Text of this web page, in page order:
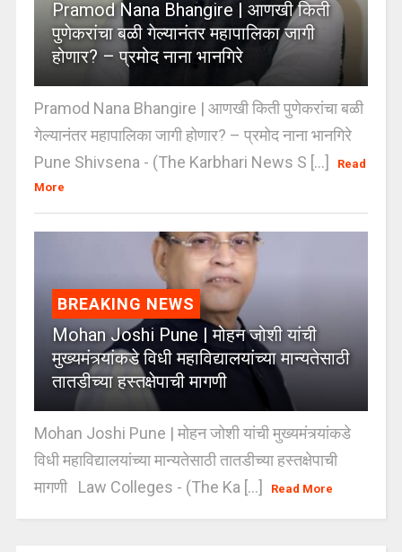
Pramod Nana Bhangire | आणखी किती
पुणेकरांचा बळी गेल्यानंतर महापालिका जागी
होणार? – प्रमोद नाना भानगिरे
Pramod Nana Bhangire | आणखी किती पुणेकरांचा बळी
गेल्यानंतर महापालिका जागी होणार? – प्रमोद नाना भानगिरे
Pune Shivsena - (The Karbhari News S [...]
Read
More
BREAKING NEWS
Mohan Joshi Pune | मोहन जोशी यांची
मुख्यमंत्र्यांकडे विधी महाविद्यालयांच्या मान्यतेसाठी
तातडीच्या हस्तक्षेपाची मागणी
Mohan Joshi Pune | मोहन जोशी यांची मुख्यमंत्र्यांकडे
विधी महाविद्यालयांच्या मान्यतेसाठी तातडीच्या हस्तक्षेपाची
मागणी Law Colleges - (The Ka [...]
Read More